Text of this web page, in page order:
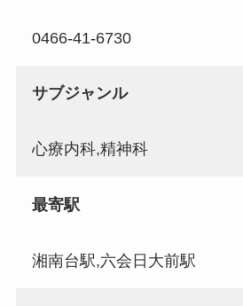
0466-41-6730
サブジャンル
心療内科,精神科
最寄駅
湘南台駅,六会日大前駅